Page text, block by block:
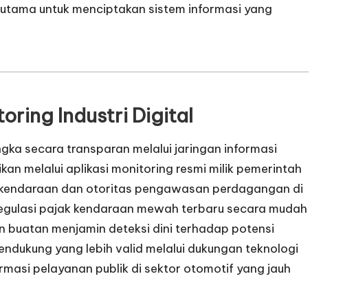
untuk menciptakan sistem informasi yang
Industri Digital
secara transparan melalui jaringan informasi
melalui aplikasi monitoring resmi milik pemerintah
dan otoritas pengawasan perdagangan di
pajak kendaraan mewah terbaru secara mudah
buatan menjamin deteksi dini terhadap potensi
yang lebih valid melalui dukungan teknologi
pelayanan publik di sektor otomotif yang jauh